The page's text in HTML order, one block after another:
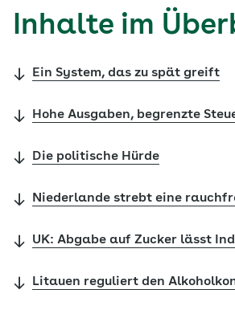
Inhalte im
Ein System, das zu spät greift
Hohe Ausgaben, begrenzte
Die politische Hürde
Niederlande strebt eine
UK: Abgabe auf Zucker lässt
Litauen reguliert den